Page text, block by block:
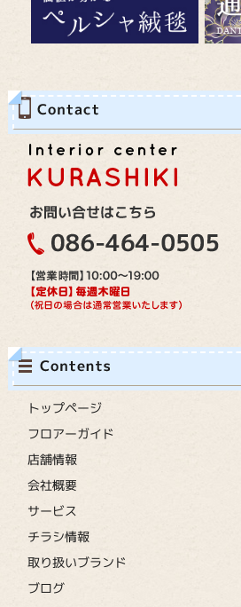
トップページ
フロアーガイド
店舗情報
会社概要
サービス
チラシ情報
取り扱いブランド
ブログ